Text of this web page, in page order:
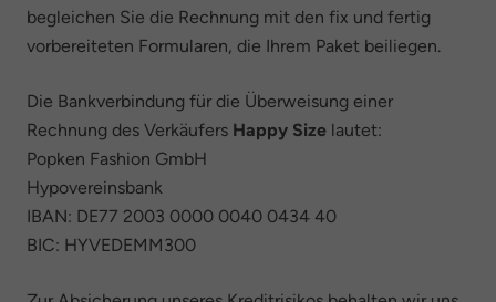
begleichen Sie die Rechnung mit den fix und fertig
vorbereiteten Formularen, die Ihrem Paket beiliegen.
Die Bankverbindung für die Überweisung einer
Rechnung des Verkäufers Happy Size lautet:
Popken Fashion GmbH
Hypovereinsbank
IBAN: DE77 2003 0000 0040 0434 40
BIC: HYVEDEMM300